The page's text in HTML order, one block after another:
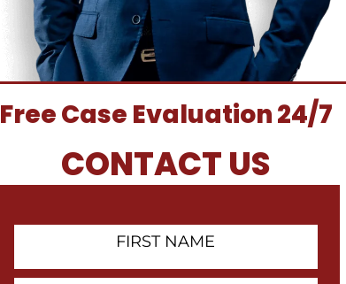
Free Case Evaluation 24/7
CONTACT US
Contact